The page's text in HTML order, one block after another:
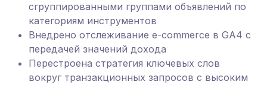
сгруппированными группами объявлений по
категориям инструментов
Внедрено отслеживание e-commerce в GA4 с
передачей значений дохода
Перестроена стратегия ключевых слов
вокруг транзакционных запросов с высоким